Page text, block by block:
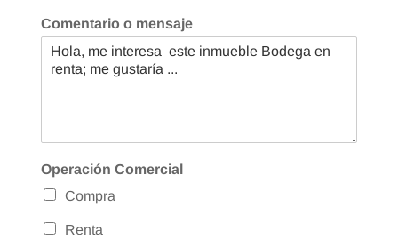
Comentario o mensaje
Operación Comercial
Compra
Renta